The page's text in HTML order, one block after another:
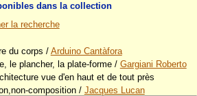
dans la collection
la recherche
du corps / Arduino Cantàfora
le plancher, la plate-forme/ Gargiani Roberto
vue d'en haut et de tout près
composition/ Jacques Lucan